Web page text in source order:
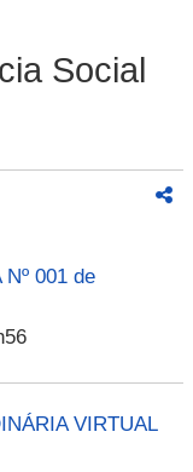
Social
001 de
VIRTUAL